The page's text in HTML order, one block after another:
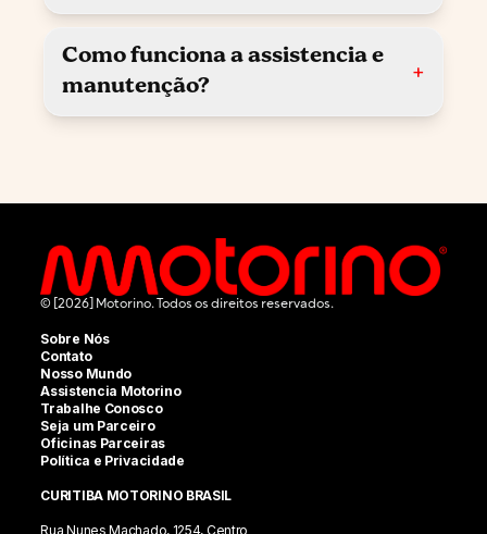
Como funciona a assistencia e
manutenção?
+
© [2026] Motorino. Todos os direitos reservados.
Sobre Nós
Contato
Nosso Mundo
Assistencia Motorino
Trabalhe Conosco
Seja um Parceiro
Oficinas Parceiras
Política e Privacidade
CURITIBA MOTORINO BRASIL
Rua Nunes Machado, 1254, Centro